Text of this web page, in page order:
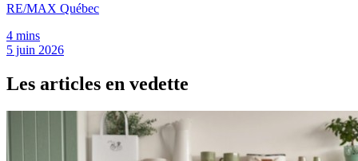
RE/MAX Québec
4 mins
5 juin 2026
Les articles en vedette